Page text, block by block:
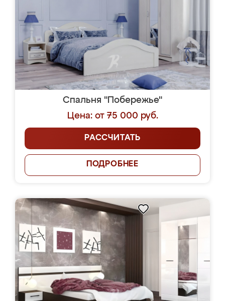
Спальня "Побережье"
Цена: от 75 000 руб.
РАССЧИТАТЬ
ПОДРОБНЕЕ